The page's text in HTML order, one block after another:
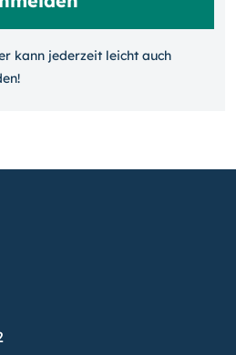
kann jeder­zeit leicht auch